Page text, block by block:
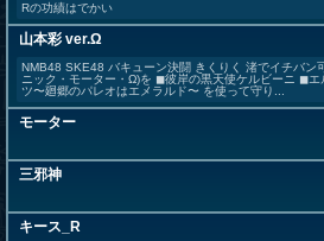
Rの功績はでかい
山本彩 ver.Ω
NMB48 SKE48 バキューン決闘 きくりく 渚でイチバン
ニック・モーター・Ω)を ◼︎彼岸の黒天使ケルビーニ ◼︎エ
ツ〜廻郷のパレオはエメラルド〜 を使って守り...
モーター
三邪神
キース_R